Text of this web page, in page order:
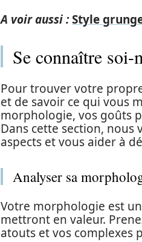
A voir aussi :Style
Se connaître soi-
Pour trouver votre
et de savoir ce qui vous
morphologie, vos goûts
Dans cette section, nous
aspects et vous aider à
Analyser sa
Votre morphologie est
mettront en valeur.
atouts et vos complexes